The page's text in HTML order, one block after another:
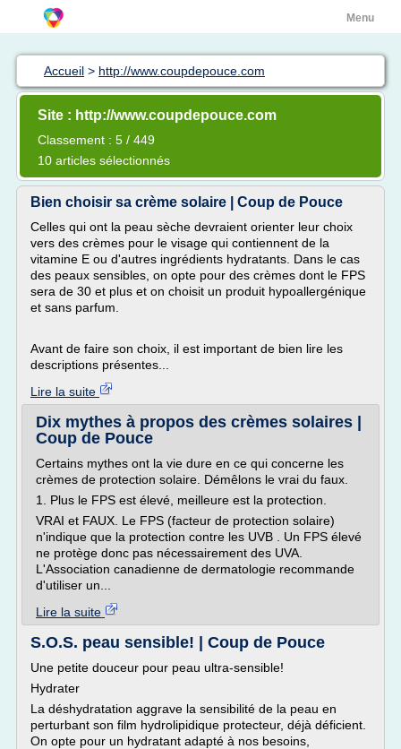
Menu
Accueil > http://www.coupdepouce.com
Site : http://www.coupdepouce.com
Classement : 5 / 449
10 articles sélectionnés
Bien choisir sa crème solaire | Coup de Pouce
Celles qui ont la peau sèche devraient orienter leur choix
vers des crèmes pour le visage qui contiennent de la
vitamine E ou d'autres ingrédients hydratants. Dans le cas
des peaux sensibles, on opte pour des crèmes dont le FPS
sera de 30 et plus et on choisit un produit hypoallergénique
et sans parfum.
Avant de faire son choix, il est important de bien lire les
descriptions présentes...
Lire la suite
Dix mythes à propos des crèmes solaires |
Coup de Pouce
Certains mythes ont la vie dure en ce qui concerne les
crèmes de protection solaire. Démêlons le vrai du faux.
1. Plus le FPS est élevé, meilleure est la protection.
VRAI et FAUX. Le FPS (facteur de protection solaire)
n'indique que la protection contre les UVB . Un FPS élevé
ne protège donc pas nécessairement des UVA.
L'Association canadienne de dermatologie recommande
d'utiliser un...
Lire la suite
S.O.S. peau sensible! | Coup de Pouce
Une petite douceur pour peau ultra-sensible!
Hydrater
La déshydratation aggrave la sensibilité de la peau en
perturbant son film hydrolipidique protecteur, déjà déficient.
On opte pour un hydratant adapté à nos besoins,